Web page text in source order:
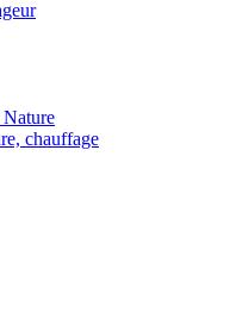
chauffage